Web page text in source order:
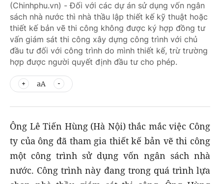
(Chinhphu.vn) - Đối với các dự án sử dụng vốn ngân
sách nhà nước thì nhà thầu lập thiết kế kỹ thuật hoặc
thiết kế bản vẽ thi công không được ký hợp đồng tư
vấn giám sát thi công xây dựng công trình với chủ
đầu tư đối với công trình do mình thiết kế, trừ trường
hợp được người quyết định đầu tư cho phép.
aA
Ông Lê Tiến Hùng (Hà Nội) thắc mắc việc Công
ty của ông đã tham gia thiết kế bản vẽ thi công
một công trình sử dụng vốn ngân sách nhà
nước. Công trình này đang trong quá trình lựa